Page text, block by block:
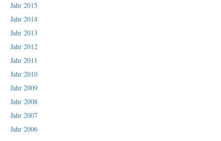
Jahr 2015
Jahr 2014
Jahr 2013
Jahr 2012
Jahr 2011
Jahr 2010
Jahr 2009
Jahr 2008
Jahr 2007
Jahr 2006